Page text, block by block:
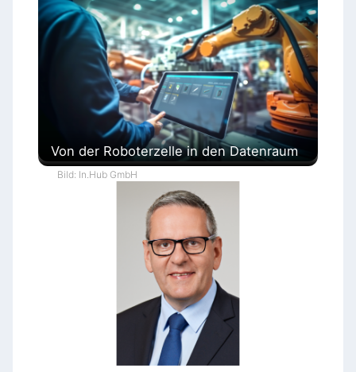
Von der Roboterzelle in den Datenraum
Bild: In.Hub GmbH